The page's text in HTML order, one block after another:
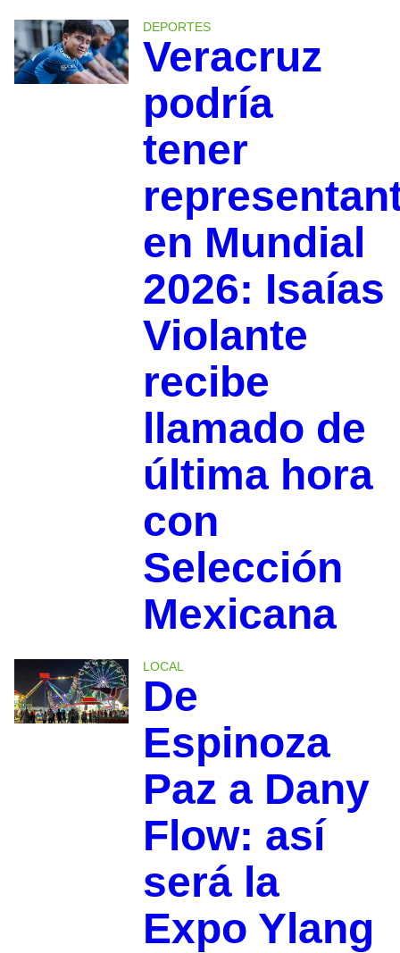
DEPORTES
Veracruz
podría
tener
en Mundial
2026: Isaías
Violante
recibe
llamado de
última hora
con
Selección
Mexicana
LOCAL
De
Espinoza
Paz a Dany
Flow: así
será la
Expo Ylang